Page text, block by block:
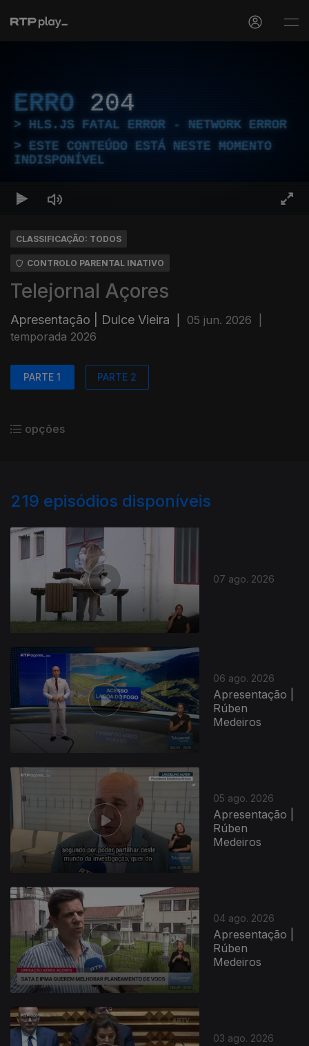
ERRO 204
HLS.JS FATAL ERROR - NETWORK ERROR
ESTE CONTEÚDO ESTÁ NESTE MOMENTO
INDISPONÍVEL
CLASSIFICAÇÃO: TODOS
CONTROLO PARENTAL INATIVO
Telejornal Açores
Apresentação | Dulce Vieira 05 jun. 2026
temporada 2026
PARTE 1 PARTE 2
opções
219 episódios disponíveis
07 ago. 2026
06 ago. 2026
Apresentação |
Rúben
Medeiros
05 ago. 2026
Apresentação |
Rúben
Medeiros
04 ago. 2026
Apresentação |
Rúben
Medeiros
03 ago. 2026